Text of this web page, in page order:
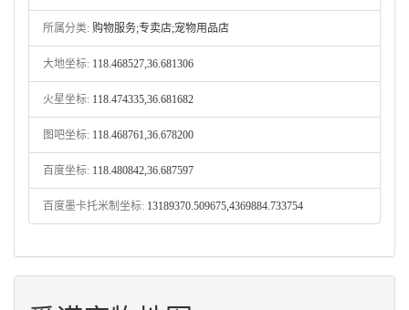
所属分类: 购物服务;专卖店;宠物用品店
大地坐标: 118.468527,36.681306
火星坐标: 118.474335,36.681682
图吧坐标: 118.468761,36.678200
百度坐标: 118.480842,36.687597
百度墨卡托米制坐标: 13189370.509675,4369884.733754